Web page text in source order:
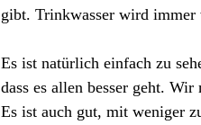
gibt. Trinkwasser wird immer
Es ist natürlich einfach zu
dass es allen besser geht.
Es ist auch gut, mit weniger